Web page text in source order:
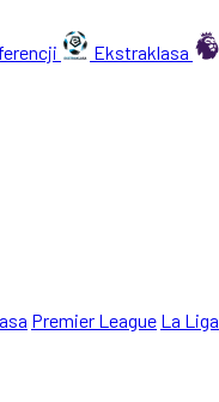
Ekstraklasa
Premier League La Liga